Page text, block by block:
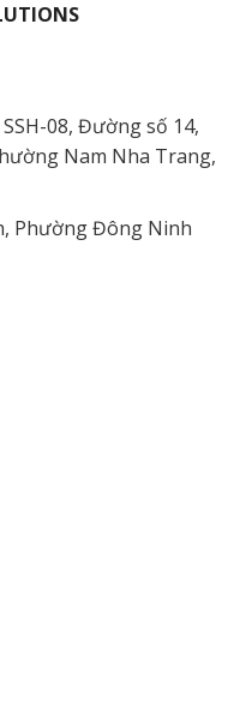
08, Đường số 14,
Nam Nha Trang,
Phường Đông Ninh